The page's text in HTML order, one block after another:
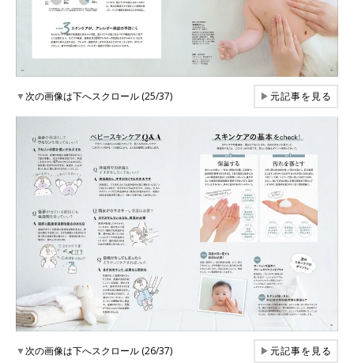
▼次の画像は下へスクロール (25/37) ▶元記事を見る
▼次の画像は下へスクロール (26/37) ▶元記事を見る